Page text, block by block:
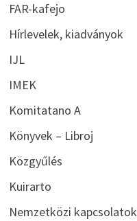
FAR-kafejo
Hírlevelek, kiadványok
IJL
IMEK
Komitatano A
Könyvek – Libroj
Közgyűlés
Kuirarto
Nemzetközi kapcsolatok